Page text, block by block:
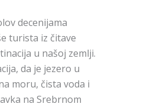
decenijama
turista iz čitave
u našoj zemlji.
da je jezero u
moru, čista voda i
na Srebrnom